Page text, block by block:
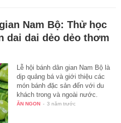
Nam Bộ: Thử học
dai dai dẻo dẻo thơm
Lễ hội bánh dân gian Nam Bộ là
dịp quảng bá và giới thiệu các
món bánh đặc sản đến với du
khách trong và ngoài nước.
ĂN NGON - 3 năm trước